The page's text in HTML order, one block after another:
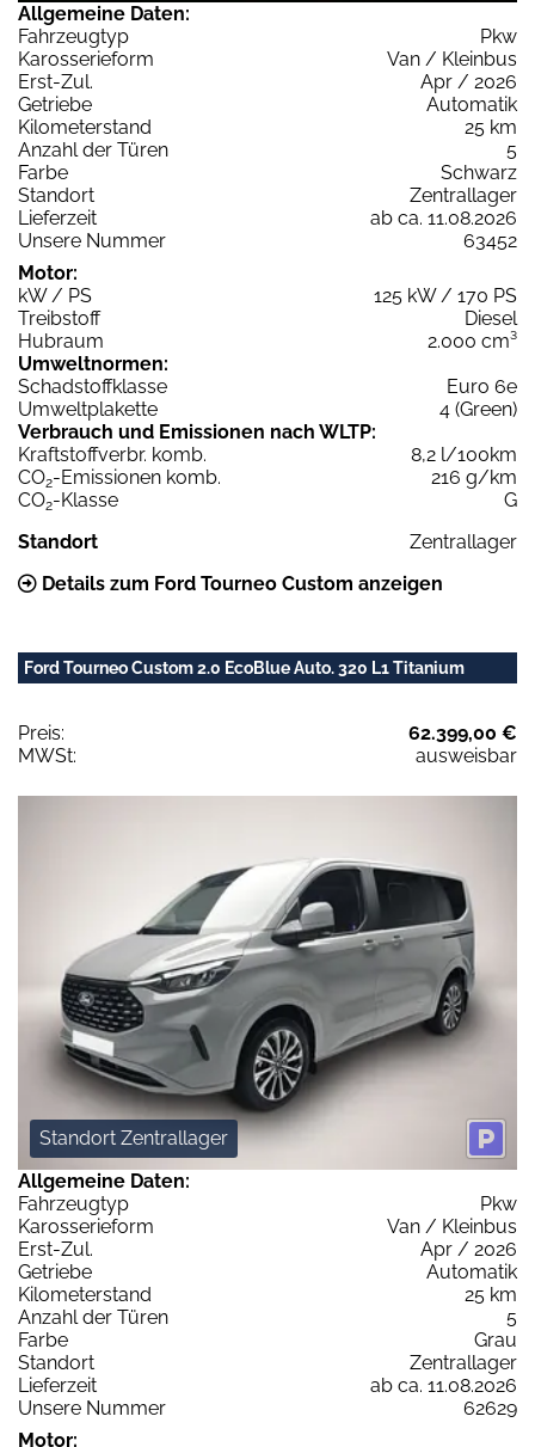
Allgemeine Daten:
Fahrzeugtyp
Pkw
Karosserieform
Van / Kleinbus
Erst-Zul.
Apr / 2026
Getriebe
Automatik
Kilometerstand
25 km
Anzahl der Türen
5
Farbe
Schwarz
Standort
Zentrallager
Lieferzeit
ab ca. 11.08.2026
Unsere Nummer
63452
Motor:
kW / PS
125 kW / 170 PS
Treibstoff
Diesel
Hubraum
2.000 cm³
Umweltnormen:
Schadstoffklasse
Euro 6e
Umweltplakette
4 (Green)
Verbrauch und Emissionen nach WLTP:
Kraftstoffverbr. komb.
8,2 l/100km
CO2-Emissionen komb.
216 g/km
CO2-Klasse
G
Standort
Zentrallager
Details zum Ford Tourneo Custom anzeigen
Ford Tourneo Custom 2.0 EcoBlue Auto. 320 L1 Titanium
Preis:
62.399,00 €
MWSt:
ausweisbar
Standort Zentrallager
Allgemeine Daten:
Fahrzeugtyp
Pkw
Karosserieform
Van / Kleinbus
Erst-Zul.
Apr / 2026
Getriebe
Automatik
Kilometerstand
25 km
Anzahl der Türen
5
Farbe
Grau
Standort
Zentrallager
Lieferzeit
ab ca. 11.08.2026
Unsere Nummer
62629
Motor: